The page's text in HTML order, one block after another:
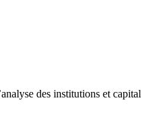
des institutions et